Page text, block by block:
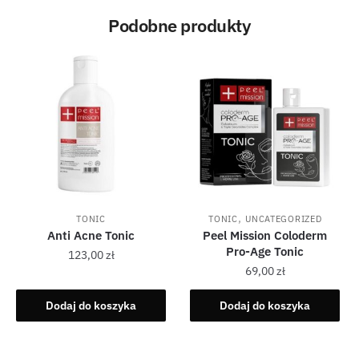
Podobne produkty
TONIC
Anti Acne Tonic
123,00zł
Dodaj do koszyka
TONIC, UNCATEGORIZED
Peel Mission Coloderm
Pro-Age Tonic
69,00zł
Dodaj do koszyka